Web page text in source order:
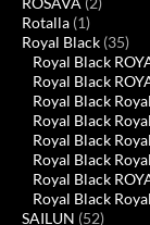
Rotalla (1)
Royal Black (35)
Royal Black
Royal Black
Royal Black
Royal Black
Royal Black
Royal Black
Royal Black
Royal Black
SAILUN (52)